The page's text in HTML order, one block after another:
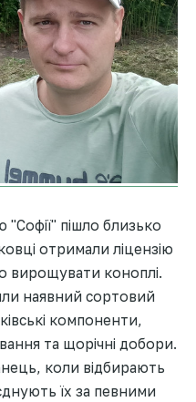
"Софії" пішло близько
отримали ліцензію
вирощувати коноплі.
наявний сортовий
компоненти,
та щорічні добори.
коли відбирають
їх за певними